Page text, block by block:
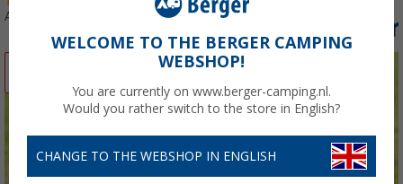
Artikelnr: 746022
WELCOME TO THE BERGER CAMPING
WEBSHOP!
You are currently on www.berger-camping.nl.
Would you rather switch to the store in English?
CHANGE TO THE WEBSHOP IN ENGLISH